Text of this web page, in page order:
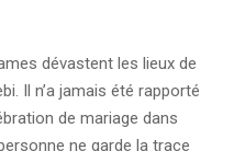
dévastent les lieux de
Il n’a jamais été rapporté
de mariage dans
ne garde la trace